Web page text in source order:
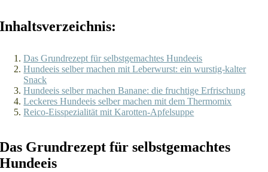
Inhaltsverzeichnis:
Das Grundrezept für selbstgemachtes Hundeeis
Hundeeis selber machen mit Leberwurst: ein wurstig-kalter
Snack
Hundeeis selber machen Banane: die fruchtige Erfrischung
Leckeres Hundeeis selber machen mit dem Thermomix
Reico-Eisspezialität mit Karotten-Apfelsuppe
Das Grundrezept für selbstgemachtes
Hundeeis